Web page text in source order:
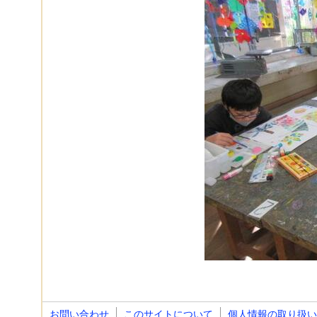
お問い合わせ このサイトについて 個人情報の取り扱い